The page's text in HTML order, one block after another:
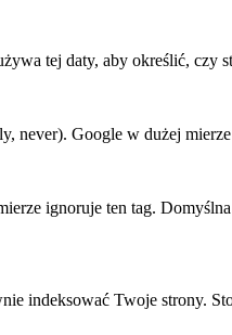
tej daty, aby określić, czy
Google w dużej
ignoruje ten tag.
indeksować Twoje strony.